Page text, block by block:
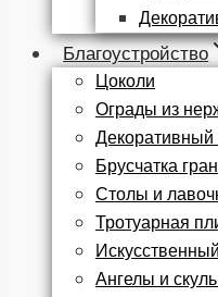
Благоустройство
Цоколи
Ограды из
Декоративный
Брусчатка
Столы и
Тротуарная
Ангелы и